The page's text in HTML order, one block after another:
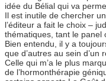
idée du Bélial qui va
Il est inutile de chercher
l’éditeur a fait le choix –
thématiques, tant le panel
Bien entendu, il y a
que d’autres au sein
Celle qui m’a le plus
de l’hormonthérapie